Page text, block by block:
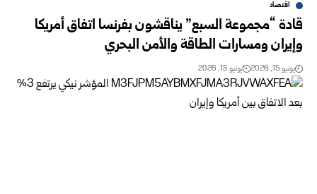
اقتصاد
قادة “مجموعة السبع” يناقشون بفرنسا اتفاق أمريكا
وإيران ومسارات الطاقة ‏والأمن البحري
يونيو 15, 2026 يونيو 15, 2026